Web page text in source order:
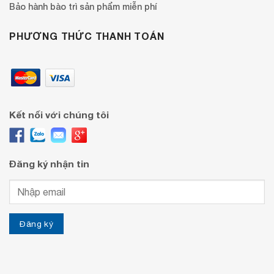
Bảo hành bào trì sản phẩm miễn phí
PHƯƠNG THỨC THANH TOÁN
Kết nối với chúng tôi
Đăng ký nhận tin